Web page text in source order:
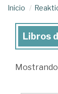
Inicio
Libros
la
Libros
Mostrando